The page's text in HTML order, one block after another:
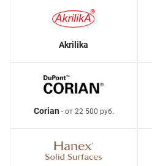
Akrilika
Corian- от 22 500 руб.